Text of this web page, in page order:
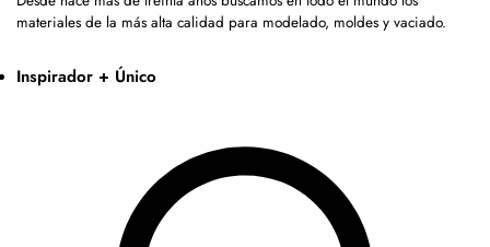
materiales de la más alta calidad para modelado, moldes y vaciado.
Inspirador + Único